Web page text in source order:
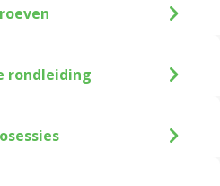
rondleiding